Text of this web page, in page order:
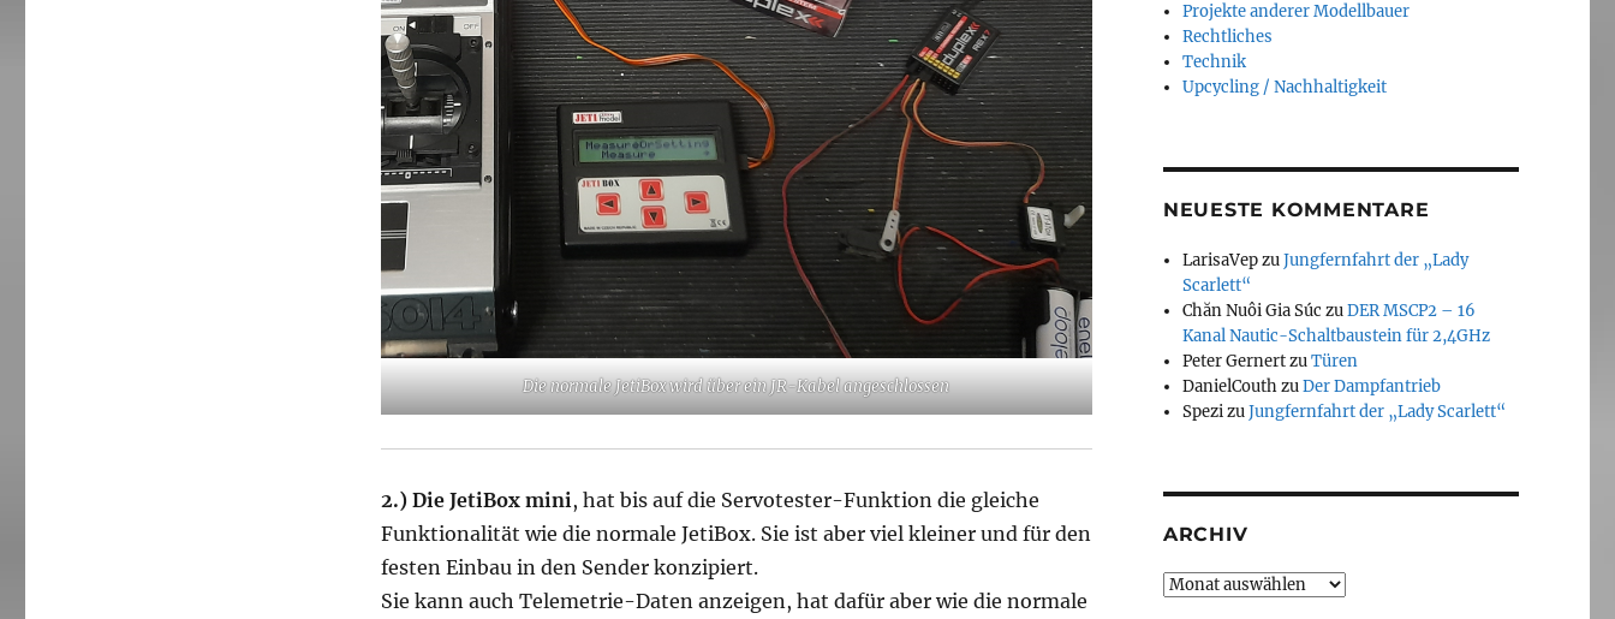
Die normale JetiBox wird über ein JR-Kabel angeschlossen
2.) Die JetiBox mini , hat bis auf die Servotester-Funktion die gleiche
Funktionalität wie die normale JetiBox. Sie ist aber viel kleiner und für den
festen Einbau in den Sender konzipiert.
Sie kann auch Telemetrie-Daten anzeigen, hat dafür aber wie die normale
Projekte anderer Modellbauer
Rechtliches
Technik
Upcycling / Nachhaltigkeit
NEUESTE KOMMENTARE
LarisaVepzuJungfernfahrt der „Lady
Scarlett“
Chăn Nuôi Gia Súc zuDER MSCP2 – 16
Kanal Nautic-Schaltbaustein für 2,4GHz
Peter GernertzuTüren
DanielCouthzuDer Dampfantrieb
SpezizuJungfernfahrt der „Lady Scarlett“
ARCHIV
Archiv